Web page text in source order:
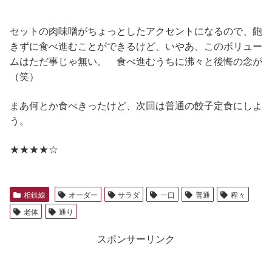
セットの肉味噌がちょっとしたアクセントになるので、飽
きずに食べ進むことができるけど、いやあ、このボリュー
ムはただ事じゃ無い。 食べ進むうちに沸々と後悔の念が
（笑）
まあ何とか食べきったけど、次回は普通の餃子定食にしよ
う。
★★★★☆
相鉄線 オーダー サラダ 一口 普通
程々
老体
通り
スポンサーリンク